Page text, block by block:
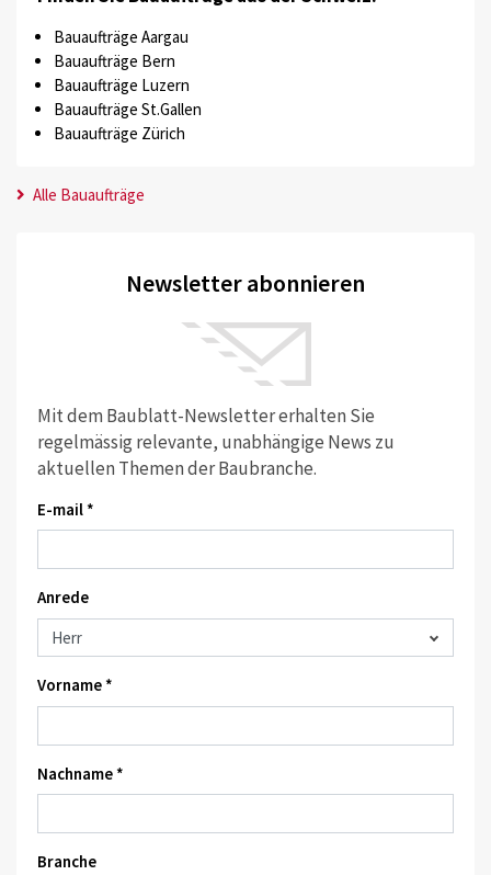
Bauaufträge Aargau
Bauaufträge Bern
Bauaufträge Luzern
Bauaufträge St.Gallen
Bauaufträge Zürich
Alle Bauaufträge
Newsletter abonnieren
Mit dem Baublatt-Newsletter erhalten Sie
regelmässig relevante, unabhängige News zu
aktuellen Themen der Baubranche.
E-mail *
Anrede
Vorname *
Nachname *
Branche